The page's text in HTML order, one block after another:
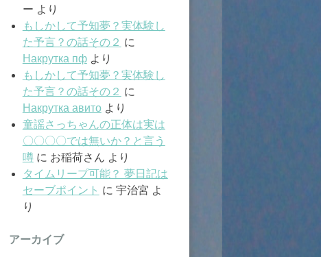
ー より
もしかして予知夢？実体験し
た予言？の話その２ に
Накрутка пфより
もしかして予知夢？実体験し
た予言？の話その２ に
Накрутка авитоより
童謡さっちゃんの正体は実は
〇〇〇〇では無いか？と言う
噂に お稲荷さん より
タイムリープ可能？ 夢日記は
セーブポイント に 宇治宮 よ
り
アーカイブ